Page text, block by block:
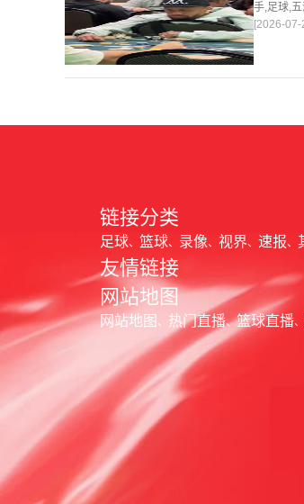
手,足球,
球体育资
[2026-07-
链接分类
足球 篮球 录像 视界 速报
友情链接
网站地图
网站地图 热门直播 篮球直播